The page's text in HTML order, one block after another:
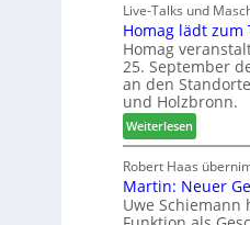
e
n
a
u
s
f
ü
r
W
e
m
h
ö
n
e
r
c
h
e
n
s
t
a
u
r
a
u
Live-Talks und
Homag lädt zum
Homag
25. September
an den
und Holzbronn.
Weiterlesen:
H
o
m
a
Robert Haas
Martin: Neuer
Uwe Schiemann